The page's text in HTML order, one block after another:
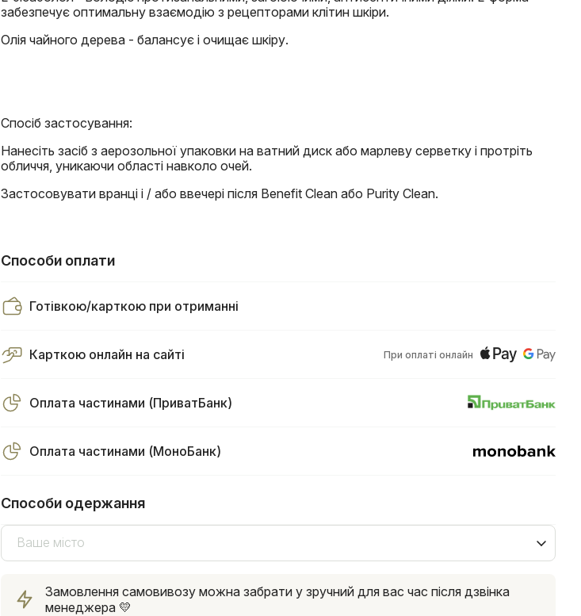
забезпечує оптимальну взаємодію з рецепторами клітин шкіри.
Олія чайного дерева - балансує і очищає шкіру.
Спосіб застосування:
Нанесіть засіб з аерозольної упаковки на ватний диск або марлеву серветку і протріть
обличчя, уникаючи області навколо очей.
Застосовувати вранці і / або ввечері після Benefit Clean або Purity Clean.
Способи оплати
Готівкою/карткою при отриманні
Карткою онлайн на сайті При оплаті онлайн
Оплата частинами (ПриватБанк)
Оплата частинами (МоноБанк)
Способи одержання
Ваше місто
Замовлення самовивозу можна забрати у зручний для вас час після дзвінка
менеджера 💛